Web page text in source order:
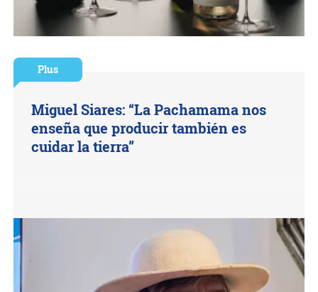
Plus
Miguel Siares: “La Pachamama nos
enseña que producir también es
cuidar la tierra”